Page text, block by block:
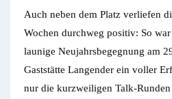
Auch neben dem Platz verliefen
Wochen durchweg positiv: So
launige Neujahrsbegegnung am
Gaststätte Langender ein voller
nur die kurzweiligen Talk-